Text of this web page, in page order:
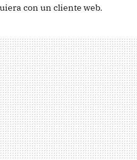
con un cliente web.